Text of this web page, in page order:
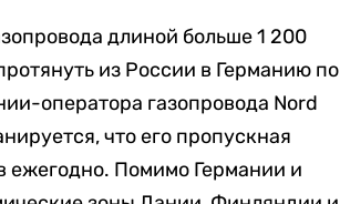
длиной больше 1 200
из России в Германию по
оператора газопровода Nord
что его пропускная
ежегодно. Помимо Германии и